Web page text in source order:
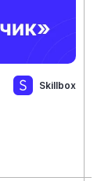
Skillbox